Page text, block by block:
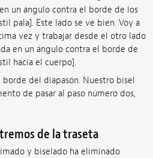
un ángulo contra el borde de los
pala]. Este lado se ve bien. Voy a
vez y trabajar desde el otro lado
en un ángulo contra el borde de
hacia el cuerpo].
borde del diapasón. Nuestro bisel
de pasar al paso número dos,
de la traseta
y biselado ha eliminado